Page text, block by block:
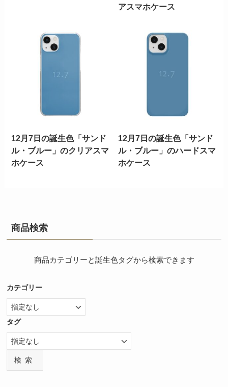
アスマホケース
12月7日の誕生色「サンド
ル・ブルー」のクリアスマ
ホケース
12月7日の誕生色「サンド
ル・ブルー」のハードスマ
ホケース
商品検索
商品カテゴリーと誕生色タグから検索できます
カテゴリー
タグ
検索